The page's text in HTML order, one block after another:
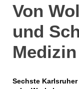
Von
und
Medizin
Sechste